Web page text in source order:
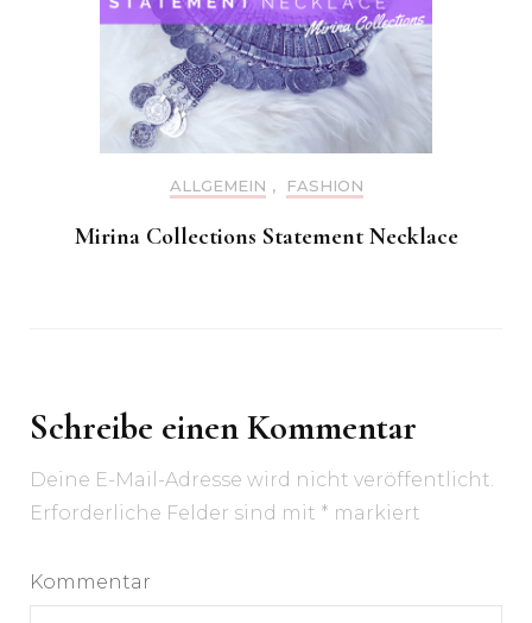
ALLGEMEIN , FASHION
Mirina Collections Statement Necklace
Schreibe einen Kommentar
Deine E-Mail-Adresse wird nicht veröffentlicht.
Erforderliche Felder sind mit * markiert
Kommentar